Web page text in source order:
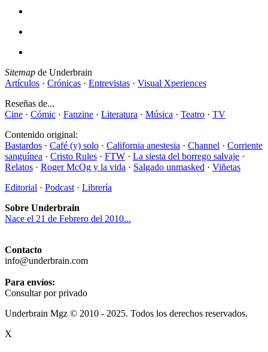
Sitemap de Underbrain
Artículos · Crónicas · Entrevistas · Visual Xperiences
Reseñas de...
Cine · Cómic · Fanzine · Literatura · Música · Teatro · TV
Contenido original:
Bastardos · Café (y) solo · California anestesia · Channel · Corriente
sanguínea · Cristo Rules · FTW · La siesta del borrego salvaje ·
Relatos · Roger McOg y la vida · Salgado unmasked · Viñetas
Editorial · Podcast · Librería
Sobre Underbrain
Nace el 21 de Febrero del 2010...
Contacto
info@underbrain.com
Para envíos:
Consultar por privado
Underbrain Mgz © 2010 - 2025. Todos los derechos reservados.
X